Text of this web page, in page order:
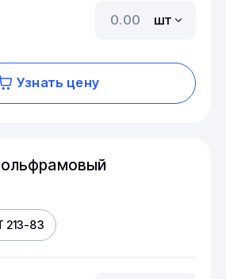
шт
Узнать цену
213-83